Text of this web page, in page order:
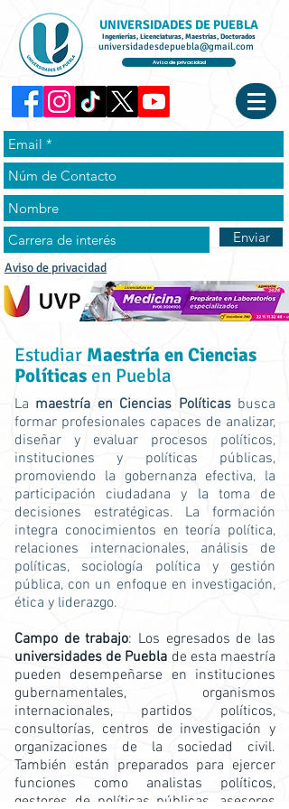
UNIVERSIDADES DE PUEBLA
Ingenierías, Licenciaturas, Maestrías, Doctorados
universidadesdepuebla@gmail.com
Aviso de privacidad
Enviar
Aviso de privacidad
Estudiar Maestría en Ciencias
Políticas en Puebla
La maestría en Ciencias Políticasbusca
formar profesionales capaces de analizar,
diseñar y evaluar procesos políticos,
instituciones y políticas públicas,
promoviendo la gobernanza efectiva, la
participación ciudadana y la toma de
decisiones estratégicas. La formación
integra conocimientos en teoría política,
relaciones internacionales, análisis de
políticas, sociología política y gestión
pública, con un enfoque en investigación,
ética y liderazgo.
Campo de trabajo: Los egresados de las
universidades de Puebla de esta maestría
pueden desempeñarse en instituciones
gubernamentales, organismos
internacionales, partidos políticos,
consultorías, centros de investigación y
organizaciones de la sociedad civil.
También están preparados para ejercer
funciones como analistas políticos,
gestores de políticas públicas, asesores